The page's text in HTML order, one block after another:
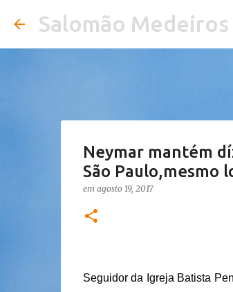
Salomão Medeiros
Neymar mantém
São Paulo,mesmo
em agosto 19, 2017
Seguidor da Igreja Batista